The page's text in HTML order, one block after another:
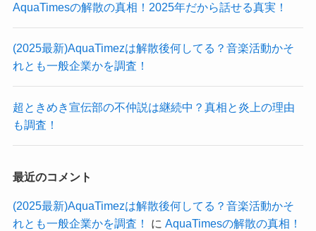
AquaTimesの解散の真相！2025年だから話せる真実！
(2025最新)AquaTimezは解散後何してる？音楽活動かそ
れとも一般企業かを調査！
超ときめき宣伝部の不仲説は継続中？真相と炎上の理由
も調査！
最近のコメント
(2025最新)AquaTimezは解散後何してる？音楽活動かそ
れとも一般企業かを調査！
に AquaTimesの解散の真相！